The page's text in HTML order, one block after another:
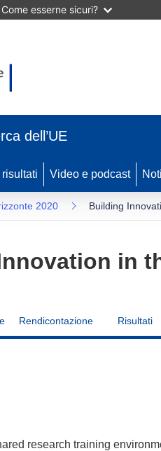
Come esserne sicuri?
dell’UE
risultati Video e podcast
2020 Building
in
Rendicontazione Risultati
research training